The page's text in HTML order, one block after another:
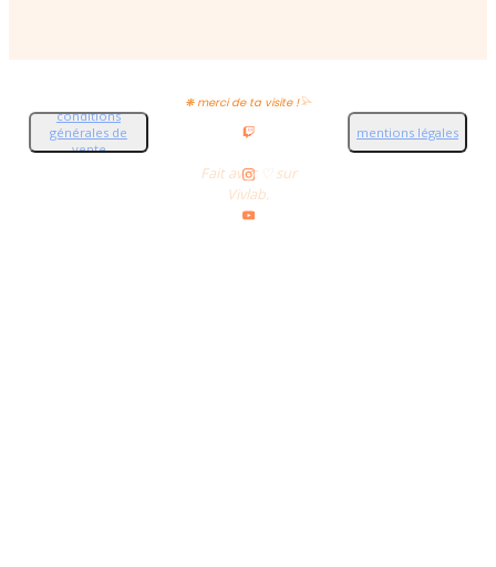
❋ merci de ta visite !𓅪
mentions légales
Fait avec ♡ sur
Vivlab.
conditions
générales de
vente